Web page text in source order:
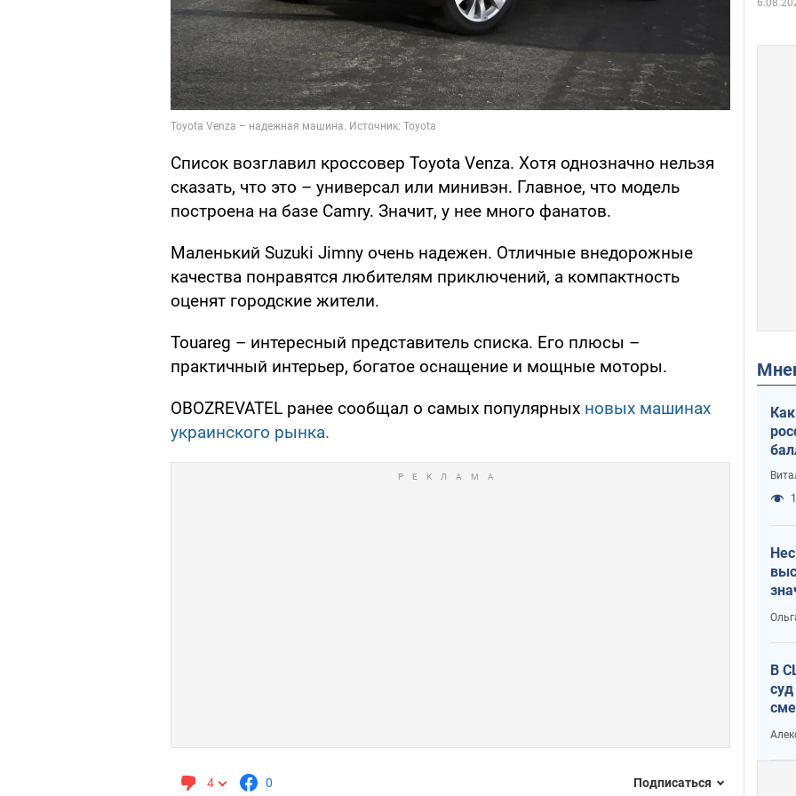
Список возглавил кроссовер Toyota Venza. Хотя однозначно нельзя
сказать, что это – универсал или минивэн. Главное, что модель
построена на базе Camry. Значит, у нее много фанатов.
Маленький Suzuki Jimny очень надежен. Отличные внедорожные
качества понравятся любителям приключений, а компактность
оценят городские жители.
Touareg – интересный представитель списка. Его плюсы –
практичный интерьер, богатое оснащение и мощные моторы.
OBOZREVATEL ранее сообщал о самых популярных новых машинах
украинского рынка.
4 0 Подписаться
В